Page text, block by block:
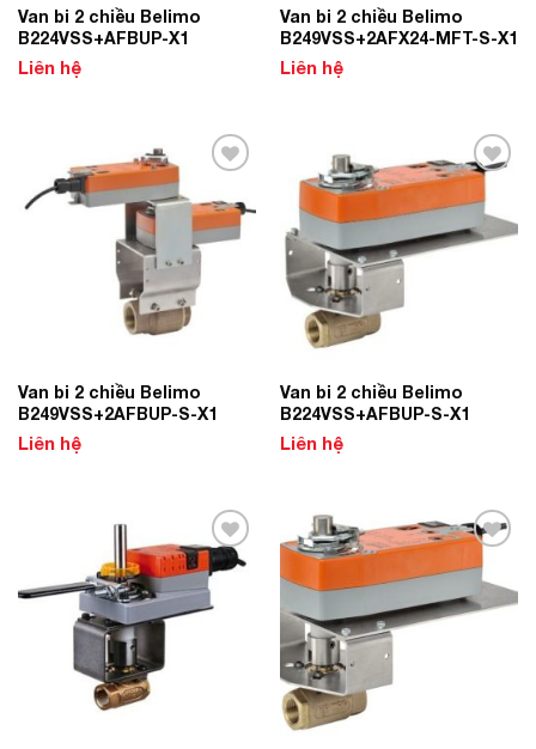
Van bi 2 chiều Belimo
B224VSS+AFBUP-X1
Liên hệ
Van bi 2 chiều Belimo
B249VSS+2AFX24-MFT-S-X1
Liên hệ
Wishlist
Van bi 2 chiều Belimo
B249VSS+2AFBUP-S-X1
Liên hệ
Wishlist
Van bi 2 chiều Belimo
B224VSS+AFBUP-S-X1
Liên hệ
Add to
Wishlist
Add to
Wishlist